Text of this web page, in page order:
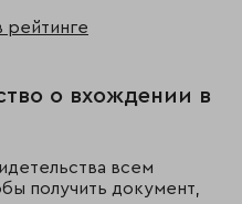
рейтинге
о вхождении в
всем
получить документ,